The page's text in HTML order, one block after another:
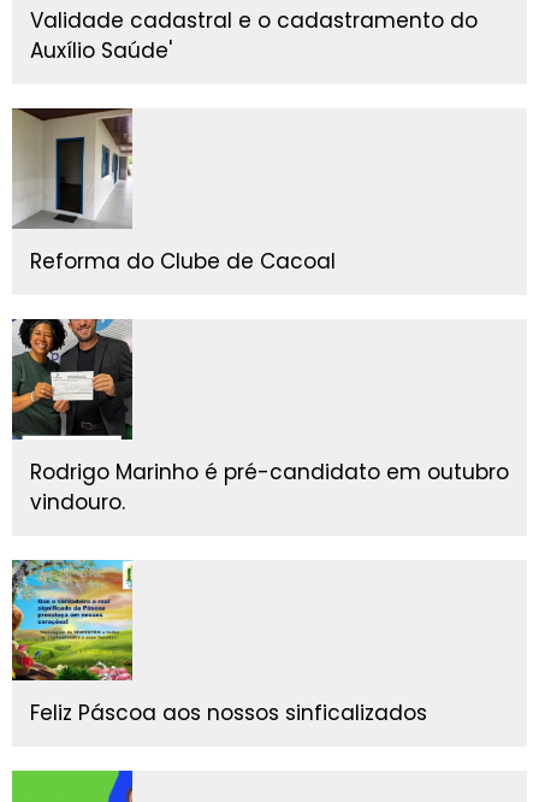
Validade cadastral e o cadastramento do
Auxílio Saúde'
Reforma do Clube de Cacoal
Rodrigo Marinho é pré-candidato em outubro
vindouro.
Feliz Páscoa aos nossos sinficalizados